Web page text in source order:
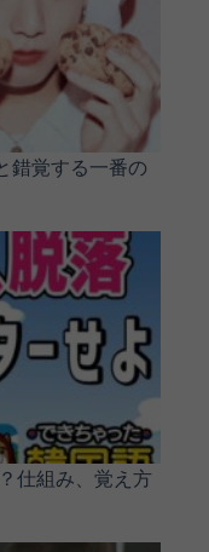
錯覚する一番の
仕組み、覚え方